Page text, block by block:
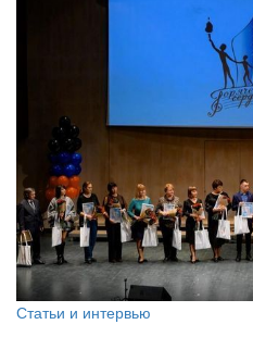
Статьи и интервью